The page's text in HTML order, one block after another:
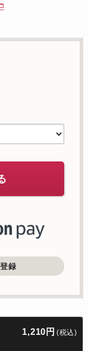
録
1,210円 (税込)